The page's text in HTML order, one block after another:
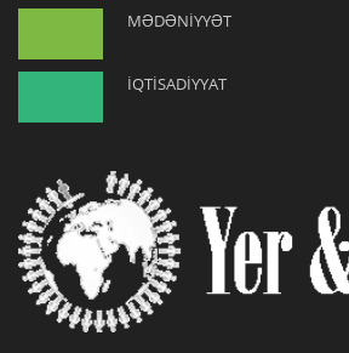
MƏDƏNİYYƏT
İQTİSADİYYAT